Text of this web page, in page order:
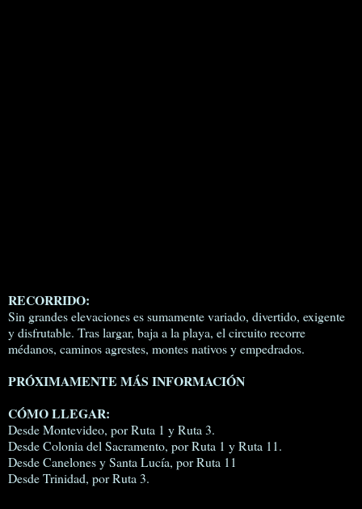
RECORRIDO:
Sin grandes elevaciones es sumamente variado, divertido, exigente
y disfrutable. Tras largar, baja a la playa, el circuito recorre
médanos, caminos agrestes, montes nativos y empedrados.
PRÓXIMAMENTE MÁS INFORMACIÓN
CÓMO LLEGAR:
Desde Montevideo, por Ruta 1 y Ruta 3.
Desde Colonia del Sacramento, por Ruta 1 y Ruta 11.
Desde Canelones y Santa Lucía, por Ruta 11
Desde Trinidad, por Ruta 3.